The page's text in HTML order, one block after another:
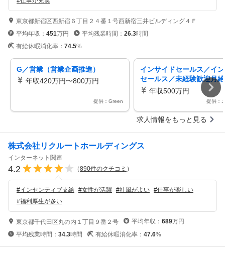
東京都新宿区西新宿６丁目２４番１号西新宿三井ビルディング４Ｆ
平均年収： 451万円 平均残業時間： 26.3時間
有給休暇消化率： 74.5%
G／営業（営業企画推進）
年収420万円〜800万円
提供：Green
インサイドセールス／イ
セールス／未経験歓迎月
毎月インセン土日祝休み
年収500万円
提供：
求人情報をもっと見る
株式会社リクルートホールディングス
インターネット関連
4.2 （890件のクチコミ ）
#インセンティブ支給 #女性が活躍 #社風がよい #仕事が楽しい
#福利厚生が多い
東京都千代田区丸の内１丁目９番２号 平均年収： 689万円
平均残業時間： 34.3時間 有給休暇消化率： 47.6%